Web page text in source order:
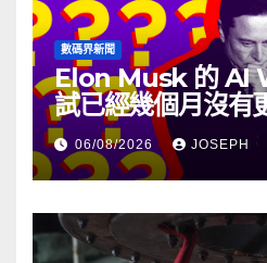
數碼界新聞
Elon Musk 的 AI
試已經幾個月沒有
06/08/2026 JOSEPH